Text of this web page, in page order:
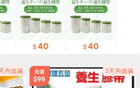
40 40